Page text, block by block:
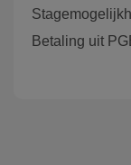
Betaling uit